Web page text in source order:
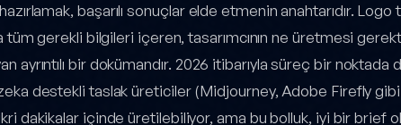
başarılı sonuçlar elde etmenin anahtarıdır. Logo
tüm gerekli bilgileri içeren, tasarımcının ne üretmesi
ayrıntılı bir dokümandır. 2026 itibarıyla süreç bir noktada
destekli taslak üreticiler (Midjourney, Adobe Firefly
dakikalar içinde üretilebiliyor, ama bu bolluk, iyi bir brief